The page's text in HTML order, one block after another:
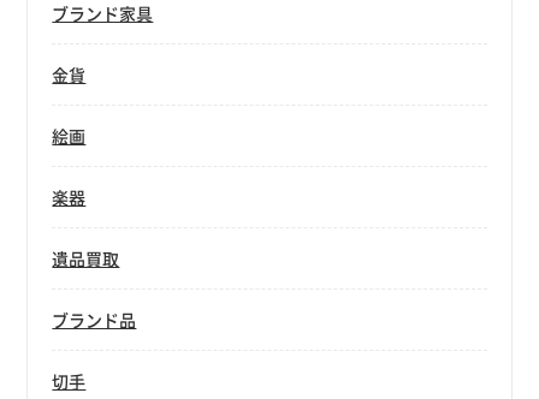
ブランド家具
金貨
絵画
楽器
遺品買取
ブランド品
切手